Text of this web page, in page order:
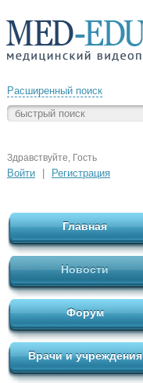
Расширенный поиск
Здравствуйте, Гость
Войти Регистрация
Главная
Новости
Форум
Врачи и учреждения